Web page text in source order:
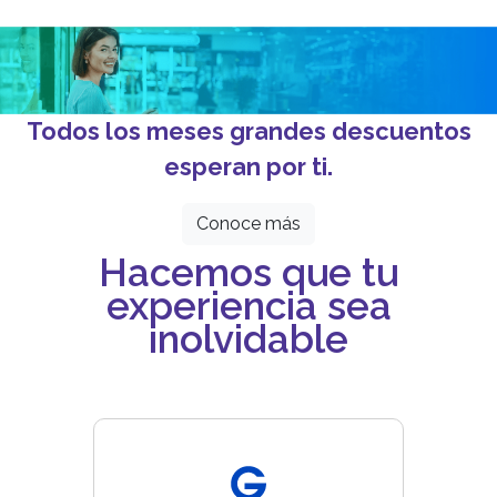
Todos los meses grandes descuentos
esperan por ti.
Conoce más
Hacemos que tu
experiencia sea
inolvidable